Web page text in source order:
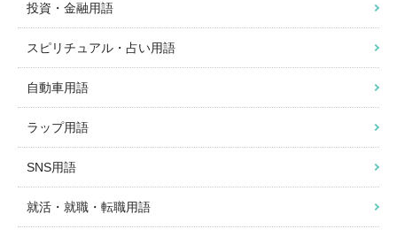
投資・金融用語
スピリチュアル・占い用語
自動車用語
ラップ用語
SNS用語
就活・就職・転職用語